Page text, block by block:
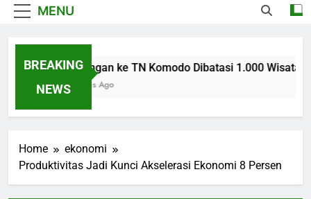
MENU
BREAKING
NEWS
Kunjungan ke TN Komodo Dibatasi 1.000
4 Months Ago
Home
ekonomi
Produktivitas Jadi Kunci Akselerasi Ekonomi 8 Persen